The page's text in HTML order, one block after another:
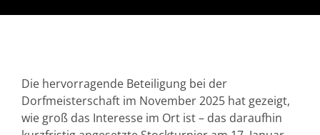
Die hervorragende Beteiligung bei der
Dorfmeisterschaft im November 2025 hat gezeigt,
wie groß das Interesse im Ort ist – das daraufhin